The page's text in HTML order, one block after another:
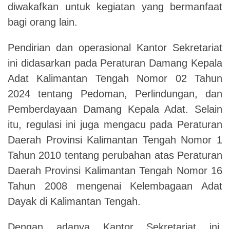
diwakafkan untuk kegiatan yang bermanfaat
bagi orang lain.
Pendirian dan operasional Kantor Sekretariat
ini didasarkan pada Peraturan Damang Kepala
Adat Kalimantan Tengah Nomor 02 Tahun
2024 tentang Pedoman, Perlindungan, dan
Pemberdayaan Damang Kepala Adat. Selain
itu, regulasi ini juga mengacu pada Peraturan
Daerah Provinsi Kalimantan Tengah Nomor 1
Tahun 2010 tentang perubahan atas Peraturan
Daerah Provinsi Kalimantan Tengah Nomor 16
Tahun 2008 mengenai Kelembagaan Adat
Dayak di Kalimantan Tengah.